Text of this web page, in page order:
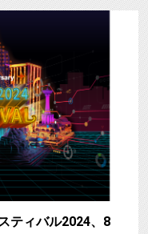
ティバル2024、8